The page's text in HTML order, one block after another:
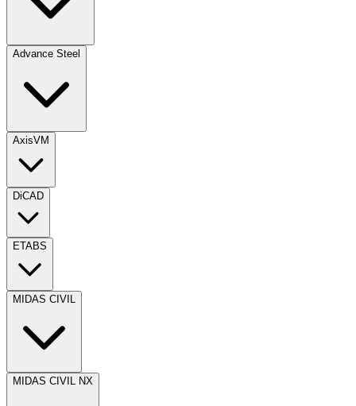
Advance Steel
AxisVM
DiCAD
ETABS
MIDAS CIVIL
MIDAS CIVIL NX